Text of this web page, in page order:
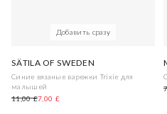
Добавить сразу
SÄTILA OF SWEDEN
Синие вязаные варежки Trixie для
малышей
11,00 £7,00 £